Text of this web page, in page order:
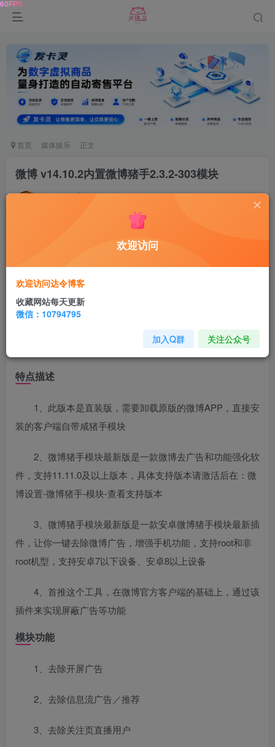
首页 媒体娱乐 正文
微博 v14.10.2内置微博猪手2.3.2-303模块
达令 关注
去各种提示等等，需要你自己自定义设置，功能强大，使用
简单，是利用了Xposed模块内置进来的助手，直接安装就可
以使用，免root，直装即可，欢迎下载。
特点描述
1、此版本是直装版，需要卸载原版的微博APP，直接安
装的客户端自带咸猪手模块
2、微博猪手模块最新版是一款微博去广告和功能强化软
件，支持11.11.0及以上版本，具体支持版本请激活后在：微
博设置-微博猪手-模块-查看支持版本
3、微博猪手模块最新版是一款安卓微博猪手模块最新插
件，让你一键去除微博广告，增强手机功能，支持root和非
root机型，支持安卓7以下设备、安卓8以上设备
4、首推这个工具，在微博官方客户端的基础上，通过该
插件来实现屏蔽广告等功能
模块功能
1、去除开屏广告
2、去除信息流广告／推荐
3、去除关注页直播用户
欢迎访问
欢迎访问达令博客
收藏网站每天更新
微信：10794795
加入Q群 关注公众号